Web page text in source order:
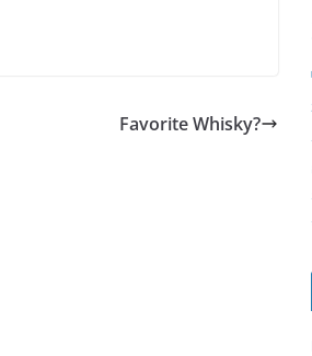
Favorite Whisky?